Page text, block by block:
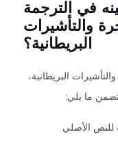
في الترجمة
والتأشيرات
البريطانية؟
البريطانية،
ما يلي:
للنص الأصلي